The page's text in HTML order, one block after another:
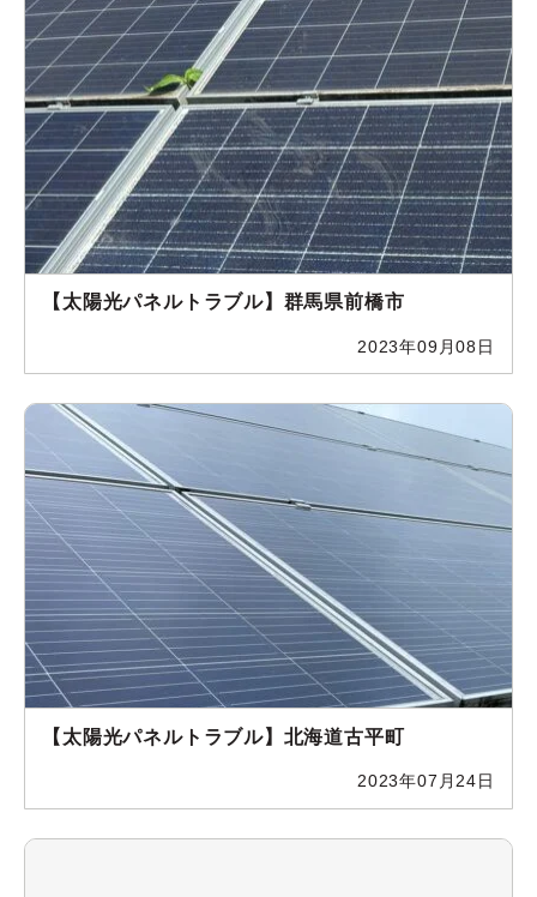
【太陽光パネルトラブル】群馬県前橋市
2023年09月08日
【太陽光パネルトラブル】北海道古平町
2023年07月24日